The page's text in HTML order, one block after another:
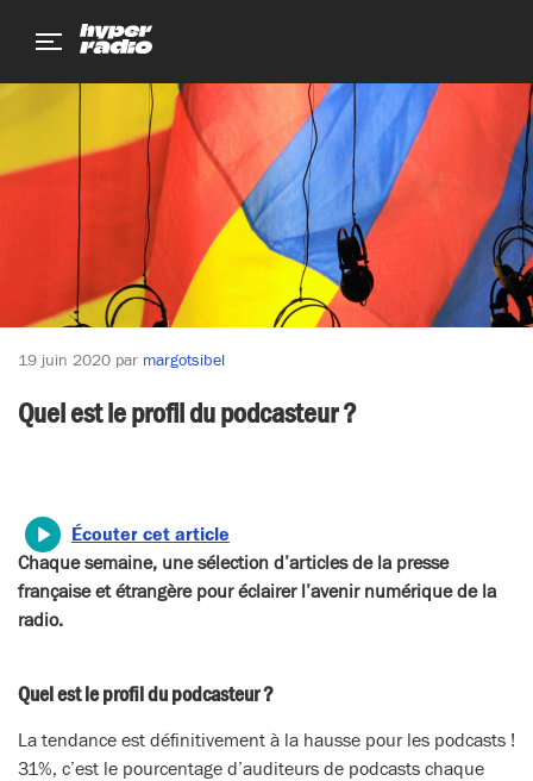
19 juin 2020 par margotsibel
Quel est le profil du podcasteur ?
Écouter cet article
Chaque semaine, une sélection d’articles de la presse
française et étrangère pour éclairer l’avenir numérique de la
radio.
Quel est le profil du podcasteur ?
La tendance est définitivement à la hausse pour les podcasts !
31%, c’est le pourcentage d’auditeurs de podcasts chaque